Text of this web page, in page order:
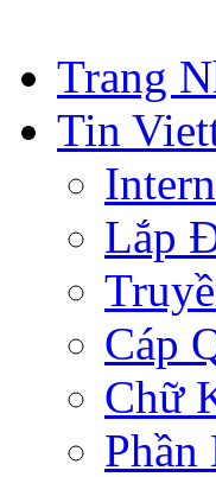
Trang
Tin
Lắp
Cáp
Chữ